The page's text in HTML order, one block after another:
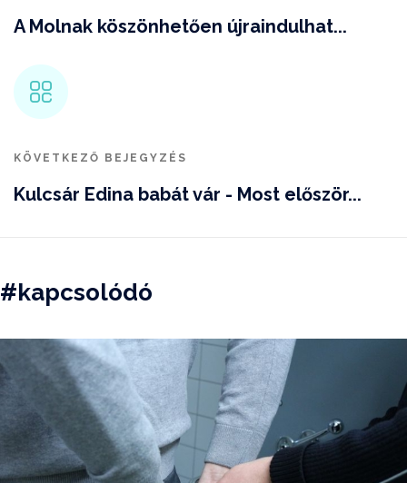
A Molnak köszönhetően újraindulhat...
KÖVETKEZŐ BEJEGYZÉS
Kulcsár Edina babát vár - Most először...
#kapcsolódó